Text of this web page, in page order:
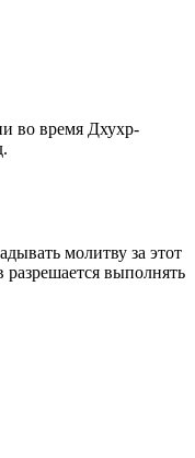
во время Дхухр-
молитву за этот
выполнять